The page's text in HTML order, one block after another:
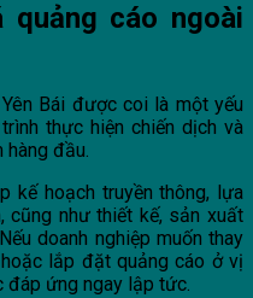
cáo ngoài
Bái được coi là một yếu
thực hiện chiến dịch và
hàng đầu.
kế hoạch truyền thông, lựa
cũng như thiết kế, sản xuất
doanh nghiệp muốn thay
lắp đặt quảng cáo ở vị
đáp ứng ngay lập tức.